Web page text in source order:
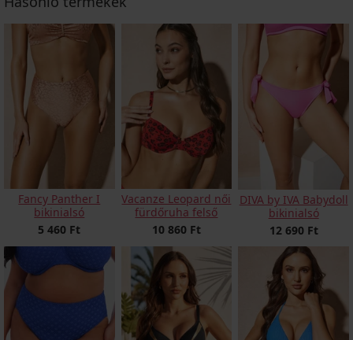
Fancy Panther I
bikinialsó
5 460 Ft
Vacanze Leopard női
fürdőruha felső
10 860 Ft
DIVA by IVA Babydoll
bikinialsó
12 690 Ft